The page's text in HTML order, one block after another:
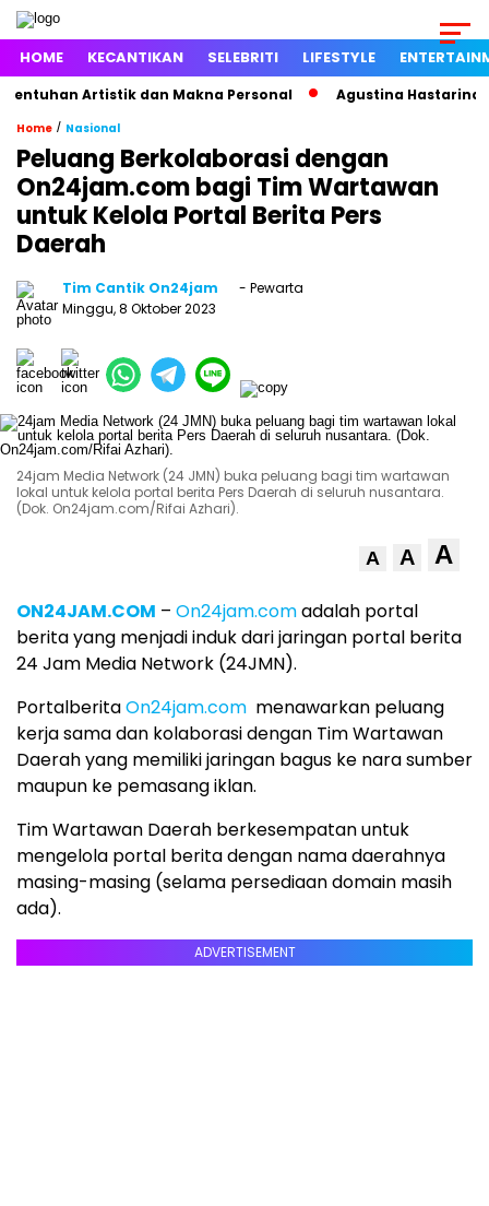
HOME KECANTIKAN SELEBRITI LIFESTYLE
Artistik dan Makna Personal Agustina Hastarina
Home / Nasional
Peluang Berkolaborasi dengan
On24jam.com bagi Tim Wartawan
untuk Kelola Portal Berita Pers
Daerah
Tim Cantik On24jam
- Pewarta
Minggu, 8 Oktober 2023
24jam Media Network (24 JMN) buka peluang bagi tim wartawan
lokal untuk kelola portal berita Pers Daerah di seluruh nusantara.
(Dok. On24jam.com/Rifai Azhari).
A A A
ON24JAM.COM – On24jam.comadalah portal
berita yang menjadi induk dari jaringan portal berita
24 Jam Media Network (24JMN).
PortalberitaOn24jam.com menawarkan peluang
kerja sama dan kolaborasi dengan Tim Wartawan
Daerah yang memiliki jaringan bagus ke nara sumber
maupun ke pemasang iklan.
Tim Wartawan Daerah berkesempatan untuk
mengelola portal berita dengan nama daerahnya
masing-masing (selama persediaan domain masih
ada).
ADVERTISEMENT